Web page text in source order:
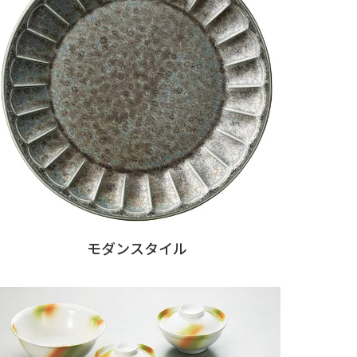
モダンスタイル